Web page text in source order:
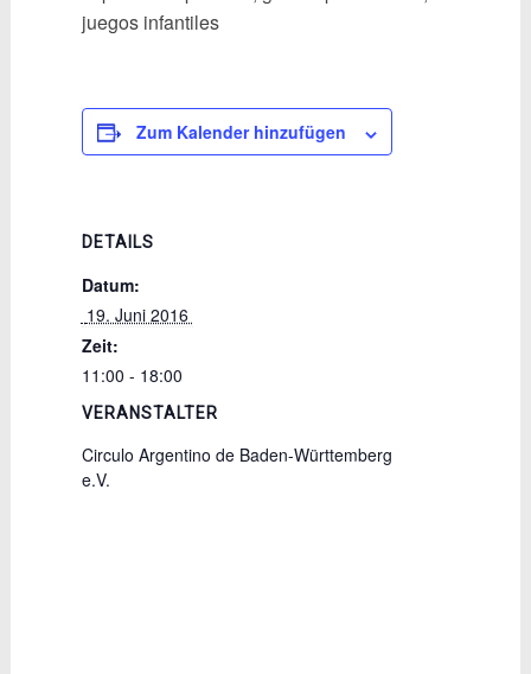
juegos infantiles
Zum Kalender hinzufügen
DETAILS
Datum:
19. Juni 2016
Zeit:
11:00 - 18:00
VERANSTALTER
Circulo Argentino de Baden-Württemberg
e.V.